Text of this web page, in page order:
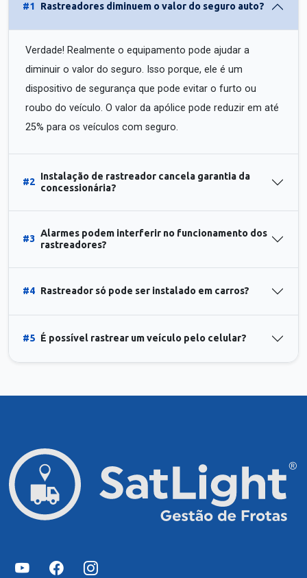
#1 Rastreadores diminuem o valor do seguro auto?
Verdade! Realmente o equipamento pode ajudar a
diminuir o valor do seguro. Isso porque, ele é um
dispositivo de segurança que pode evitar o furto ou
roubo do veículo. O valor da apólice pode reduzir em até
25% para os veículos com seguro.
#2
Instalação de rastreador cancela garantia da
concessionária?
#3
Alarmes podem interferir no funcionamento dos
rastreadores?
#4 Rastreador só pode ser instalado em carros?
#5 É possível rastrear um veículo pelo celular?